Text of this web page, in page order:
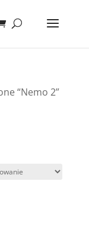
“Nemo 2”